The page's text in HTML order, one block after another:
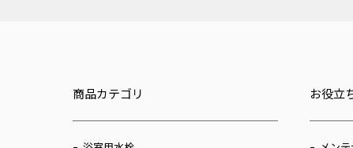
商品カテゴリ お役立